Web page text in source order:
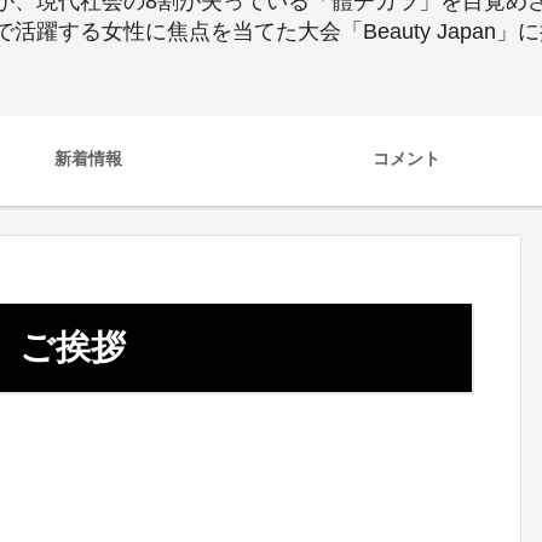
躍する女性に焦点を当てた大会「Beauty Japan」
新着情報 コメント
ご挨拶